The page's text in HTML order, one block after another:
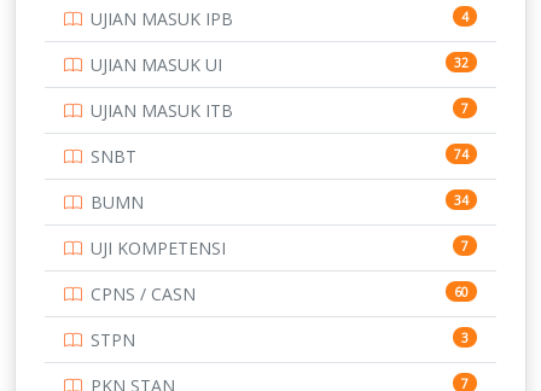
SMK 231
SMP 134
STIP 2
153
345
UNIVERSITAS AIRLANGGA 15
16
15
UJIAN MASUK IPB 4
UJIAN MASUK UI 32
UJIAN MASUK ITB 7
SNBT 74
BUMN 34
UJI KOMPETENSI 7
CPNS / CASN 60
STPN 3
PKN STAN 7